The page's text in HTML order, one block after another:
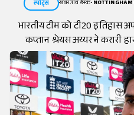
स्पोर्ट्स खबरगांव डेस्क•NOTTINGHAM
भारतीय टीम को टी20 इतिहास
कप्तान श्रेयस अय्यर ने करारी